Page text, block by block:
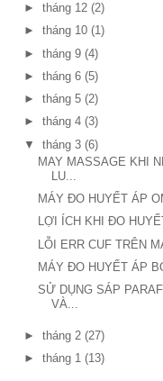
► tháng 12 (2)
► tháng 10 (1)
► tháng 9 (4)
► tháng 6 (5)
► tháng 5 (2)
► tháng 4 (3)
▼
tháng 3 (6)
MAY MASSAGE KHI
LU...
MÁY ĐO HUYẾT ÁP
LỢI ÍCH KHI ĐO
LỖI ERR CUF TRÊN
MÁY ĐO HUYẾT ÁP
SỬ DỤNG SÁP
VÀ...
► tháng 2 (27)
► tháng 1 (13)